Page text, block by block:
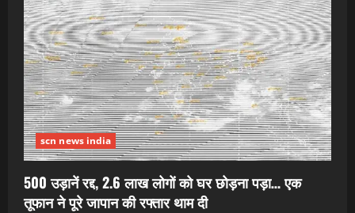
scn news india
500 उड़ानें रद्द, 2.6 लाख लोगों को घर छोड़ना पड़ा… एक
तूफान ने पूरे जापान की रफ्तार थाम दी